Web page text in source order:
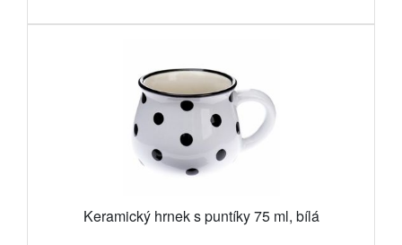
Keramický hrnek s puntíky 75 ml, bílá